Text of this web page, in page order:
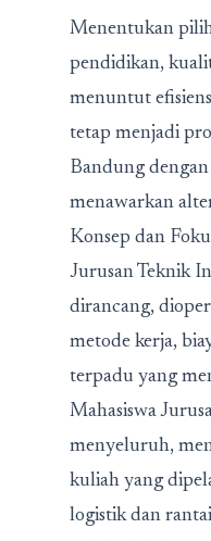
Menentukan
pendidikan,
menuntut
tetap menjadi
Bandung
menawarkan
Konsep dan
Jurusan Teknik
dirancang,
metode kerja,
terpadu yang
Mahasiswa
menyeluruh,
kuliah yang
logistik dan